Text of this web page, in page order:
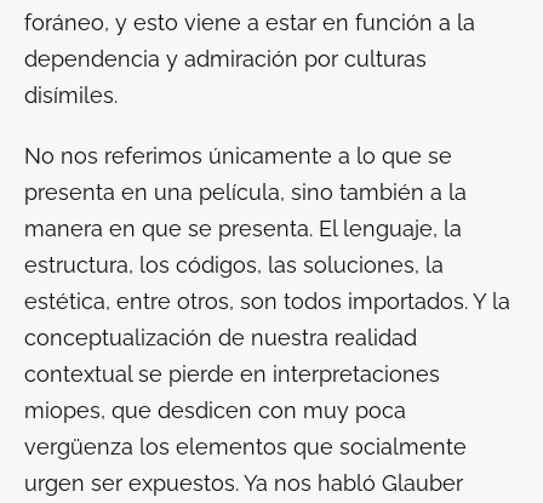
foráneo, y esto viene a estar en función a la
dependencia y admiración por culturas
disímiles.
No nos referimos únicamente a lo que se
presenta en una película, sino también a la
manera en que se presenta. El lenguaje, la
estructura, los códigos, las soluciones, la
estética, entre otros, son todos importados. Y la
conceptualización de nuestra realidad
contextual se pierde en interpretaciones
miopes, que desdicen con muy poca
vergüenza los elementos que socialmente
urgen ser expuestos. Ya nos habló Glauber